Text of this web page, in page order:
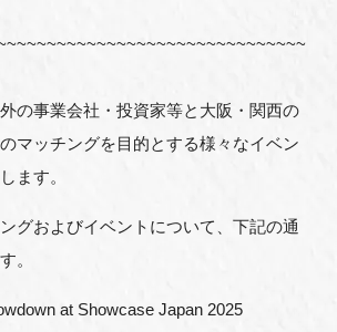
の事業会社・投資家等と大阪・関西の
マッチングを目的とする様々なイベン
ます。
グおよびイベントについて、下記の通
。
at Showcase Japan 2025